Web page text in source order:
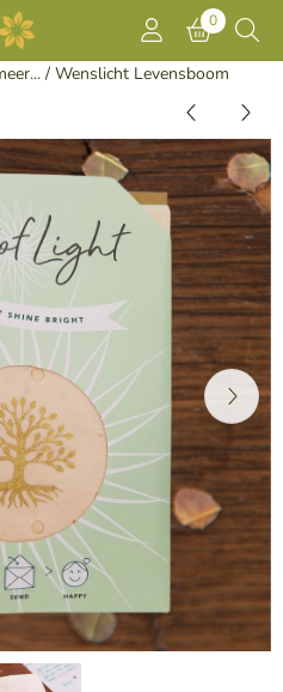
gesloten. 0
/ Wenslicht Levensboom